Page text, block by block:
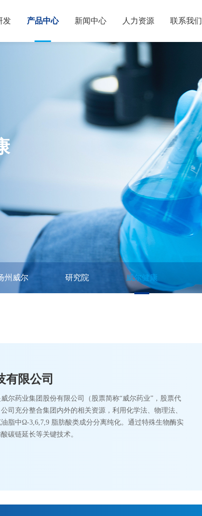
发 产品中心 新闻中心 人力资源 联系我们
州威尔 研究院 威尔健康
有限公司
尔药业集团股份有限公司（股票简称“威尔药业”，股票代
司充分整合集团内外的相关资源，利用化学法、物理法、
脂中Ω-3,6,7,9 脂肪酸类成分分离纯化。通过特殊生物酶实
碳链延长等关键技术。